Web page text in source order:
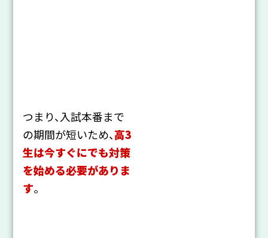
つまり、入試本番まで
の期間が短いため、高3
生は今すぐにでも対策
を始める必要がありま
す。